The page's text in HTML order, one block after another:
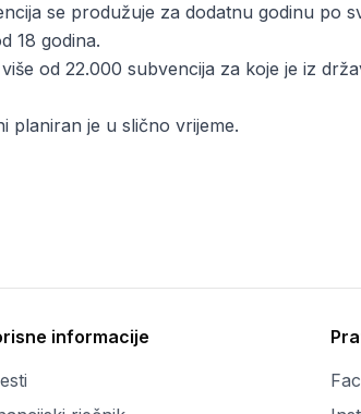
se produžuje za dodatnu godinu po
18 godina.
od 22.000 subvencija za koje je iz
planiran je u slično vrijeme.
informacije